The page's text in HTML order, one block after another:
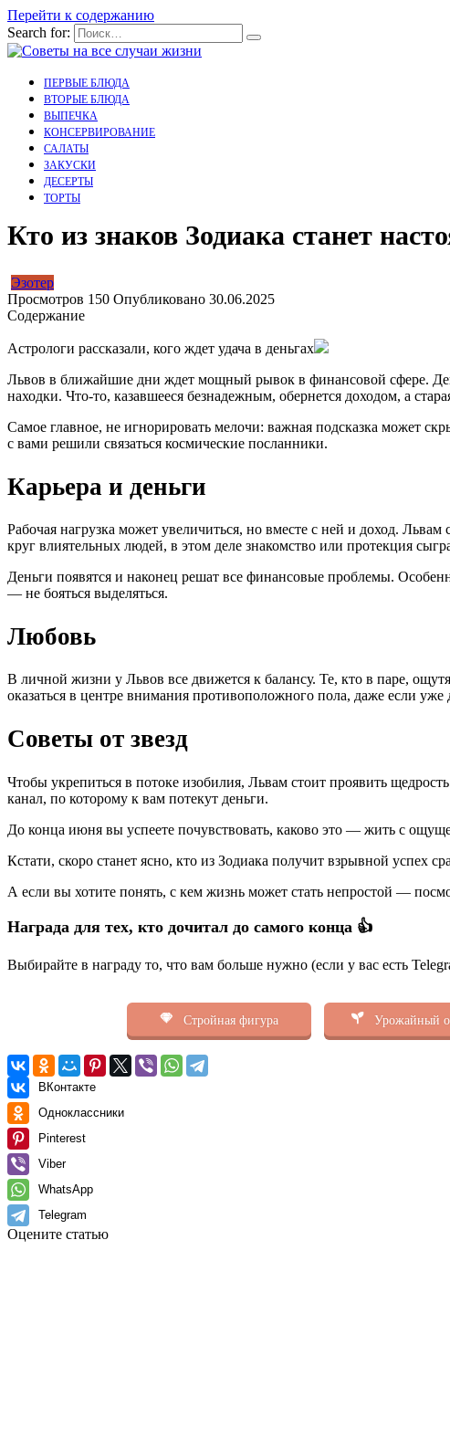
Перейти к содержанию
Search for:
ПЕРВЫЕ БЛЮДА
ВТОРЫЕ БЛЮДА
ВЫПЕЧКА
КОНСЕРВИРОВАНИЕ
САЛАТЫ
ЗАКУСКИ
ДЕСЕРТЫ
ТОРТЫ
Кто из знаков Зодиака станет
Эзотер
Просмотров 150 Опубликовано 30.06.2025
Содержание
Астрологи рассказали, кого ждет удача в деньгах
Львов в ближайшие дни ждет мощный рывок в финансовой сфере.
находки. Что-то, казавшееся безнадежным, обернется доходом, а
Самое главное, не игнорировать мелочи: важная подсказка может
с вами решили связаться космические посланники.
Карьера и деньги
Рабочая нагрузка может увеличиться, но вместе с ней и доход.
круг влиятельных людей, в этом деле знакомство или протекция
Деньги появятся и наконец решат все финансовые проблемы.
— не бояться выделяться.
Любовь
В личной жизни у Львов все движется к балансу. Те, кто в паре,
оказаться в центре внимания противоположного пола, даже если уже
Советы от звезд
Чтобы укрепиться в потоке изобилия, Львам стоит проявить
канал, по которому к вам потекут деньги.
До конца июня вы успеете почувствовать, каково это — жить с
Кстати, скоро станет ясно, кто из Зодиака получит взрывной успех
А если вы хотите понять, с кем жизнь может стать непростой —
Награда для тех, кто дочитал до самого конца 👍
Выбирайте в награду то, что вам больше нужно (если у вас есть
Стройная фигура Урожайный
ВКонтакте
Одноклассники
Pinterest
Viber
WhatsApp
Telegram
Оцените статью